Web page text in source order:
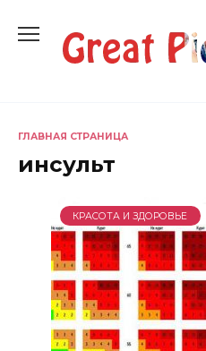
содержанию
ГЛАВНАЯ СТРАНИЦА
инсульт
КРАСОТА И ЗДОРОВЬЕ